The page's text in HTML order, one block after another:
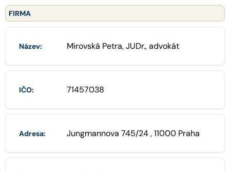
PRO VEŘEJNOST
FIRMA
Název: Mirovská Petra, JUDr., advokát
IČO: 71457038
Adresa: Jungmannova 745/24 , 11000 Praha